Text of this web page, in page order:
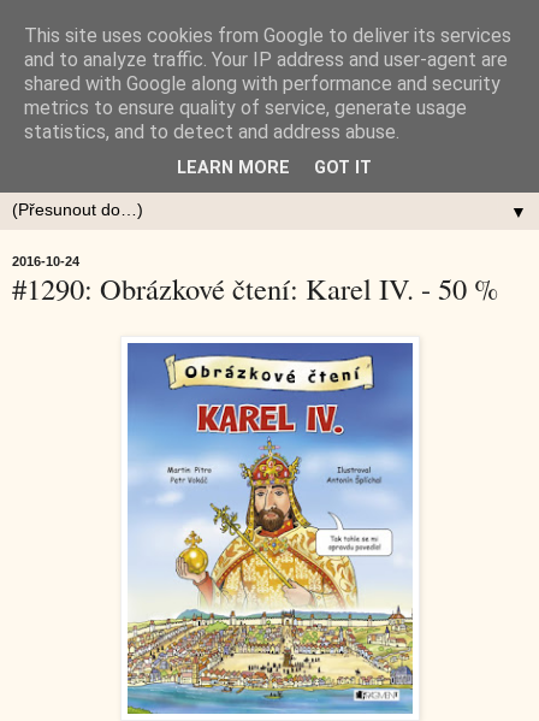
▼
2016-10-24
#1290: Obrázkové čtení: Karel IV. - 50 %
This site uses cookies from Google to deliver its services
and to analyze traffic. Your IP address and user-agent are
shared with Google along with performance and security
metrics to ensure quality of service, generate usage
statistics, and to detect and address abuse.
LEARN MORE GOT IT